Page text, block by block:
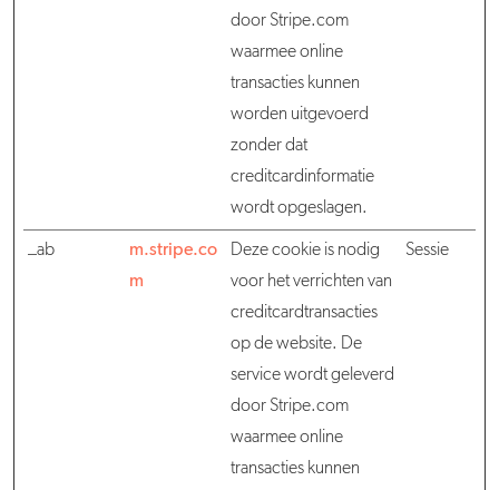
door Stripe.com
waarmee online
transacties kunnen
worden uitgevoerd
zonder dat
creditcardinformatie
wordt opgeslagen.
_ab
m.stripe.co
m
Deze cookie is nodig
voor het verrichten van
creditcardtransacties
op de website. De
service wordt geleverd
door Stripe.com
waarmee online
transacties kunnen
Sessie